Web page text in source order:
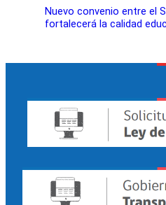
Nuevo convenio entre el
fortalecerá la calidad